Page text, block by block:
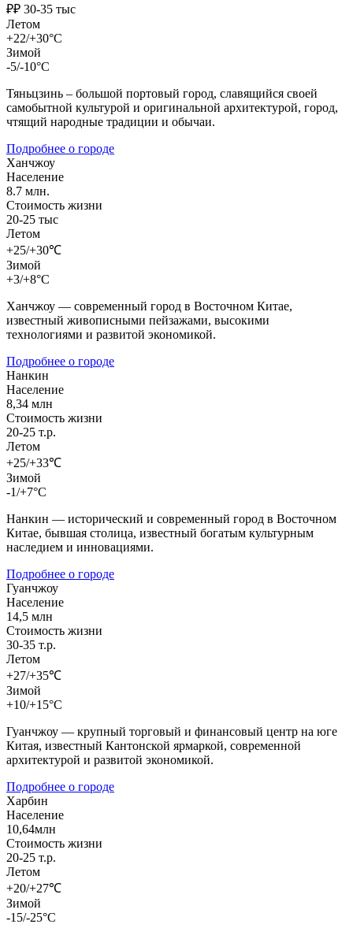
₽₽ 30-35 тыс
Летом
+22/+30°C
Зимой
-5/-10°C
Тяньцзинь – большой портовый город, славящийся своей
самобытной культурой и оригинальной архитектурой, город,
чтящий народные традиции и обычаи.
Подробнее о городе
Ханчжоу
Население
8.7 млн.
Стоимость жизни
20-25 тыс
Летом
+25/+30℃
Зимой
+3/+8°C
Ханчжоу — современный город в Восточном Китае,
известный живописными пейзажами, высокими
технологиями и развитой экономикой.
Подробнее о городе
Нанкин
Население
8,34 млн
Стоимость жизни
20-25 т.р.
Летом
+25/+33℃
Зимой
-1/+7°C
Нанкин — исторический и современный город в Восточном
Китае, бывшая столица, известный богатым культурным
наследием и инновациями.
Подробнее о городе
Гуанчжоу
Население
14,5 млн
Стоимость жизни
30-35 т.р.
Летом
+27/+35℃
Зимой
+10/+15°C
Гуанчжоу — крупный торговый и финансовый центр на юге
Китая, известный Кантонской ярмаркой, современной
архитектурой и развитой экономикой.
Подробнее о городе
Харбин
Население
10,64млн
Стоимость жизни
20-25 т.р.
Летом
+20/+27℃
Зимой
-15/-25°C